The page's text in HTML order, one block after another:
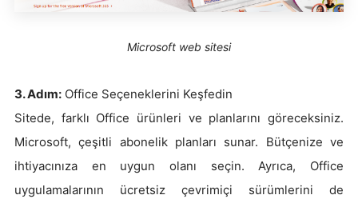
Microsoft web sitesi
3. Adım: Office Seçeneklerini Keşfedin
Sitede, farklı Office ürünleri ve planlarını göreceksiniz.
Microsoft, çeşitli abonelik planları sunar. Bütçenize ve
ihtiyacınıza en uygun olanı seçin. Ayrıca, Office
uygulamalarının ücretsiz çevrimiçi sürümlerini de